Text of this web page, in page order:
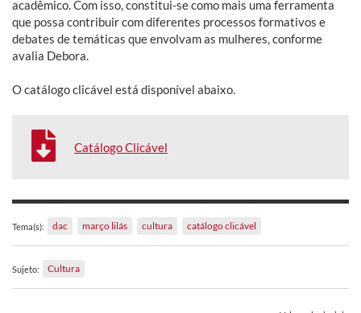
acadêmico. Com isso, constitui-se como mais uma ferramenta
que possa contribuir com diferentes processos formativos e
debates de temáticas que envolvam as mulheres, conforme
avalia Debora.
O catálogo clicável está disponível abaixo.
Catálogo Clicável
Tema(s): dac março lilás cultura catálogo clicável
Sujeto: Cultura